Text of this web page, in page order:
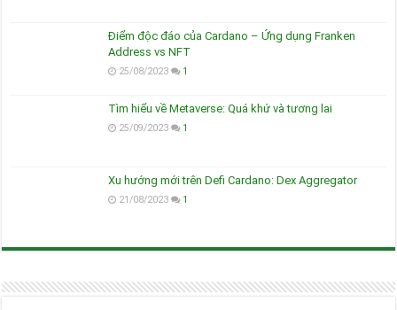
Điểm độc đáo của Cardano – Ứng dụng Franken
Address vs NFT
25/08/2023 1
Tìm hiểu về Metaverse: Quá khứ và tương lai
25/09/2023 1
Xu hướng mới trên Defi Cardano: Dex Aggregator
21/08/2023 1